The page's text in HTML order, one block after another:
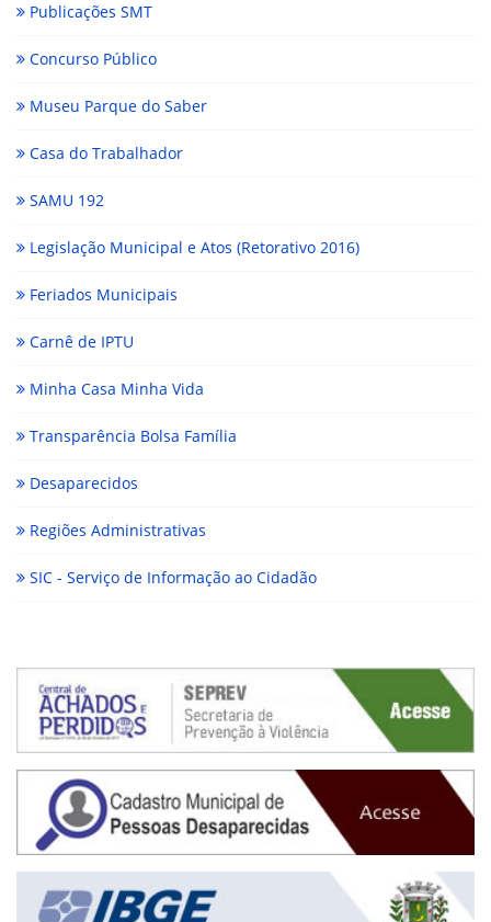
Publicações SMT
Concurso Público
Museu Parque do Saber
Casa do Trabalhador
SAMU 192
Legislação Municipal e Atos (Retorativo 2016)
Feriados Municipais
Carnê de IPTU
Minha Casa Minha Vida
Transparência Bolsa Família
Desaparecidos
Regiões Administrativas
SIC - Serviço de Informação ao Cidadão